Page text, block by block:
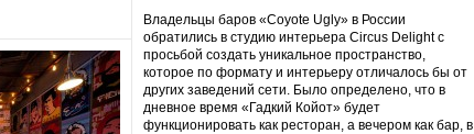
Владельцы баров «Coyote Ugly» в России
обратились в студию интерьера Circus Delight с
просьбой создать уникальное пространство,
которое по формату и интерьеру отличалось бы от
других заведений сети. Было определено, что в
дневное время «Гадкий Койот» будет
функционировать как ресторан, а вечером как бар, в